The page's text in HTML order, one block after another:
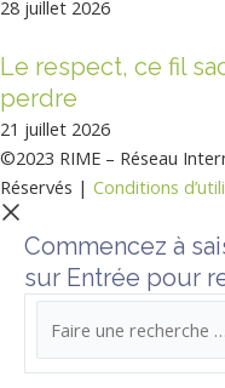
28 juillet 2026
Le respect, ce fil
perdre
21 juillet 2026
©2023 RIME – Réseau
Réservés | Conditions
Commencez à
sur Entrée pour